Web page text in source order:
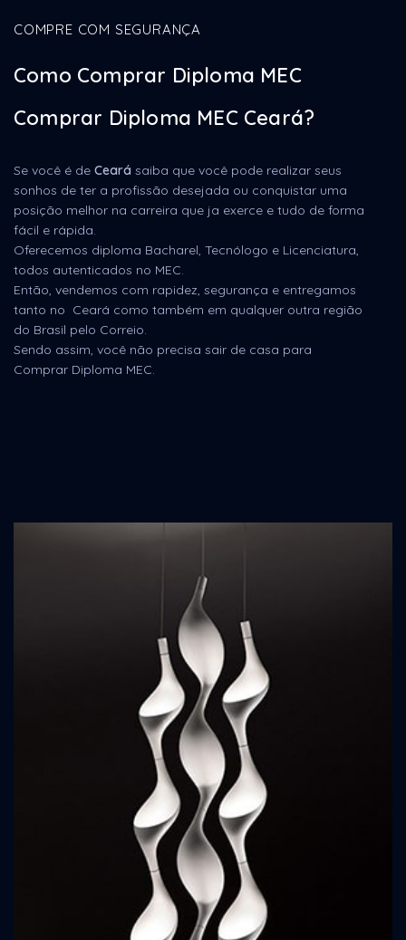
COMPRE COM SEGURANÇA
Como Comprar Diploma MEC
Comprar Diploma MEC Ceará?
Se você é de Ceará saiba que você pode realizar seus
sonhos de ter a profissão desejada ou conquistar uma
posição melhor na carreira que ja exerce e tudo de forma
fácil e rápida.
Oferecemos diploma Bacharel, Tecnólogo e Licenciatura,
todos autenticados no MEC.
Então, vendemos com rapidez, segurança e entregamos
tanto no Ceará como também em qualquer outra região
do Brasil pelo Correio.
Sendo assim, você não precisa sair de casa para
Comprar Diploma MEC.